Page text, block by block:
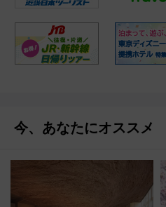
今、あなたにオススメ